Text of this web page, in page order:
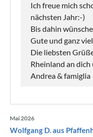
Ich freue mich
nächsten Jahr:-)
Bis dahin
Gute und ganz
Die liebsten
Rheinland an dich
Andrea & famiglia
Mai 2026
Wolfgang D. aus